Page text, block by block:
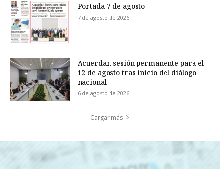
Portada 7 de agosto
7 de agosto de 2026
Acuerdan sesión permanente para el
12 de agosto tras inicio del diálogo
nacional
6 de agosto de 2026
Cargar más